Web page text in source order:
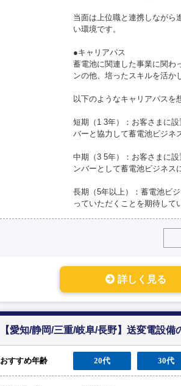
当面は上位職と連携しながら
い環境です。
●キャリアパス
蓄電池に関連した事業に関わ
ンの他、培ったスキルを活か
以下のようなキャリアパスを
短期（1 3年）：お客さまに
バーと協力して蓄電池ビジネ
中期（3 5年）：お客さまに
ンバーとして蓄電池ビジネス
長期（5年以上）：蓄電池ビ
っていただくことを期待して
詳しく見る
【愛知/静岡/三重/岐阜/長野】送変電設
おすすめ年齢 20代 30代